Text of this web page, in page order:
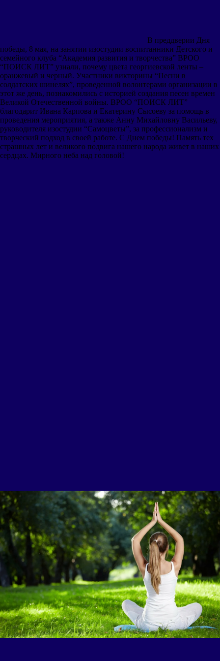
В преддверии Дня
победы, 8 мая, на занятии изостудии воспитанники Детского и
семейного клуба “Академия развития и творчества” ВРОО
“ПОИСК ЛИТ” узнали, почему цвета георгиевской ленты –
оранжевый и черный. Участники викторины “Песни в
солдатских шинелях”, проведенной волонтерами организации в
этот же день, познакомились с историей создания песен времен
Великой Отечественной войны. ВРОО “ПОИСК ЛИТ”
благодарит Ивана Карпова и Екатерину Сысоеву за помощь в
проведения мероприятия, а также Анну Михайловну Васильеву,
руководителя изостудии “Самоцветы”, за профессионализм и
творческий подход в своей работе. С Днем победы! Память тех
страшных лет и великого подвига нашего народа живет в наших
сердцах. Мирного неба над головой!